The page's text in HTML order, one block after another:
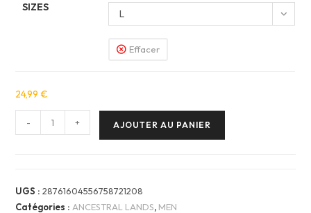
SIZES
L
Effacer
24,99€
de
Shirt
Homme
- + AJOUTER AU PANIER
UGS :28761604556758721208
Catégories : ANCESTRAL LANDS, MEN